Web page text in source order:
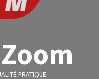
PRATIQUE